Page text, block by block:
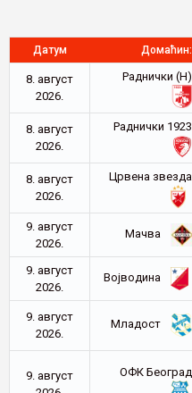
Датум Домаћин:
8. август
2026.
Раднички (Н)
8. август
2026.
Раднички 1923
8. август
2026.
Црвена звезда
9. август
2026.
Мачва
9. август
2026.
Војводина
9. август
2026.
Младост
9. август
ОФК Београд